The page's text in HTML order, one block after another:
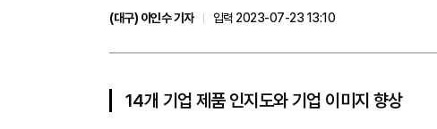
(대구) 이인수 기자
입력 2023-07-23 13:10
14개 기업 제품 인지도와 기업 이미지 향상